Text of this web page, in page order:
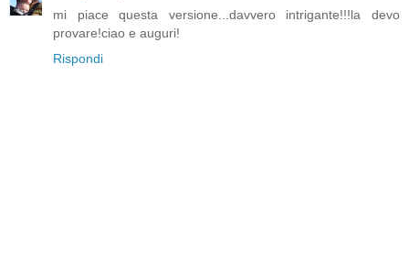
mi piace questa versione...davvero intrigante!!!la devo
provare!ciao e auguri!
Rispondi